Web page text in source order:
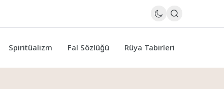
Spiritüalizm Fal Sözlüğü Rüya Tabirleri